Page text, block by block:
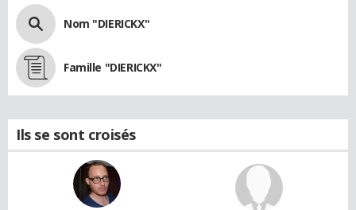
Nom "DIERICKX"
Famille "DIERICKX"
Ils se sont croisés